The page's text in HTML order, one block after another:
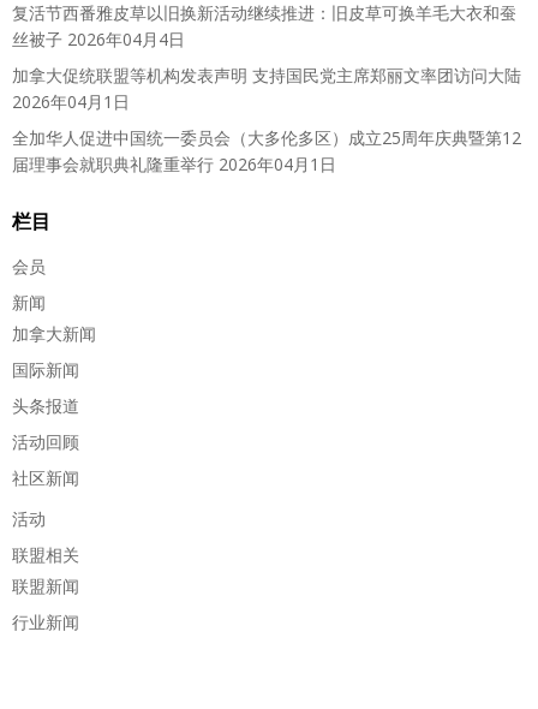
复活节西番雅皮草以旧换新活动继续推进：旧皮草可换羊毛大衣和蚕
丝被子 2026年04月4日
加拿大促统联盟等机构发表声明 支持国民党主席郑丽文率团访问大陆
2026年04月1日
全加华人促进中国统一委员会（大多伦多区）成立25周年庆典暨第12
届理事会就职典礼隆重举行 2026年04月1日
栏目
会员
新闻
加拿大新闻
国际新闻
头条报道
活动回顾
社区新闻
活动
联盟相关
联盟新闻
行业新闻